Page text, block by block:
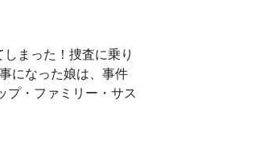
まった！捜査に乗り
になった娘は、事件
プ・ファミリー・サス